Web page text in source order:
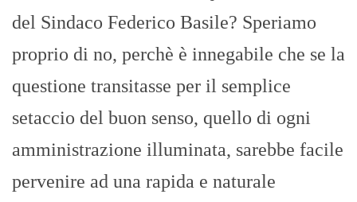
del Sindaco Federico Basile? Speriamo
proprio di no, perchè è innegabile che se la
questione transitasse per il semplice
setaccio del buon senso, quello di ogni
amministrazione illuminata, sarebbe facile
pervenire ad una rapida e naturale